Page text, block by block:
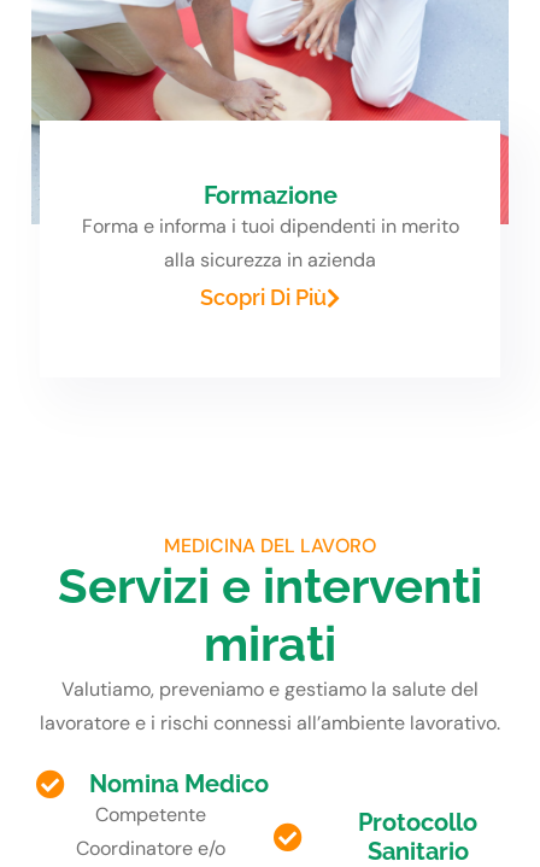
Formazione
Forma e informa i tuoi dipendenti in merito
alla sicurezza in azienda
Scopri Di Più
MEDICINA DEL LAVORO
Servizi e interventi
mirati
Valutiamo, preveniamo e gestiamo la salute del
lavoratore e i rischi connessi all’ambiente lavorativo.
Nomina Medico
Competente
Coordinatoree/o
Protocollo
Sanitario